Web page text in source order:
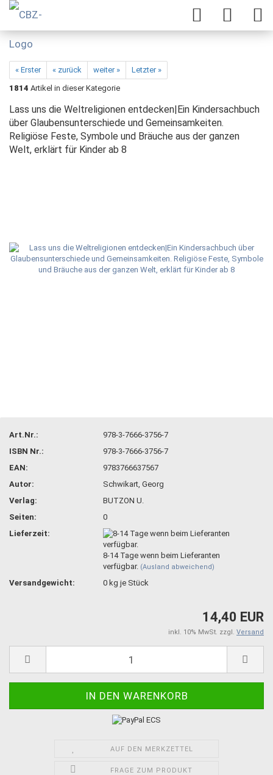
« Erster « zurück weiter »
Letzter »
1814 Artikel in dieser Kategorie
Lass uns die Weltreligionen entdecken|Ein Kindersachbuch
über Glaubensunterschiede und Gemeinsamkeiten.
Religiöse Feste, Symbole und Bräuche aus der ganzen
Welt, erklärt für Kinder ab 8
Art.Nr.:
978-3-7666-3756-7
ISBN Nr.:
978-3-7666-3756-7
EAN:
9783766637567
Autor:
Schwikart, Georg
Verlag:
BUTZON U.
Seiten:
0
Lieferzeit:
8-14 Tage wenn beim Lieferanten
verfügbar. (Ausland abweichend)
Versandgewicht: 0 kg je Stück
14,40 EUR
inkl. 10% MwSt. zzgl. Versand
AUF DEN MERKZETTEL
FRAGE ZUM PRODUKT